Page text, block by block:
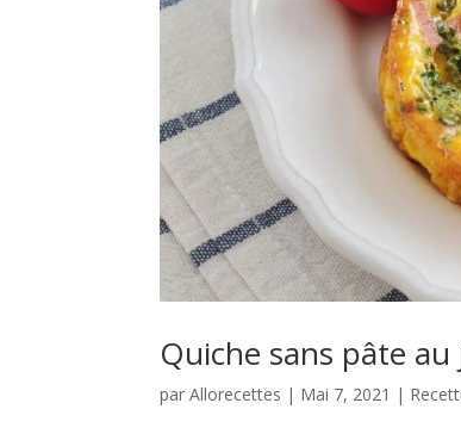
Quiche sans pâte
parAllorecettes | Mai 7, 2021 |